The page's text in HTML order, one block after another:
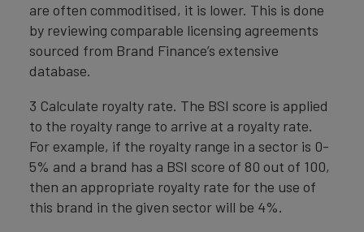
are often commoditised, it is lower. This is done
by reviewing comparable licensing agreements
sourced from Brand Finance’s extensive
database.
3 Calculate royalty rate. The BSI score is applied
to the royalty range to arrive at a royalty rate.
For example, if the royalty range in a sector is 0-
5% and a brand has a BSI score of 80 out of 100,
then an appropriate royalty rate for the use of
this brand in the given sector will be 4%.